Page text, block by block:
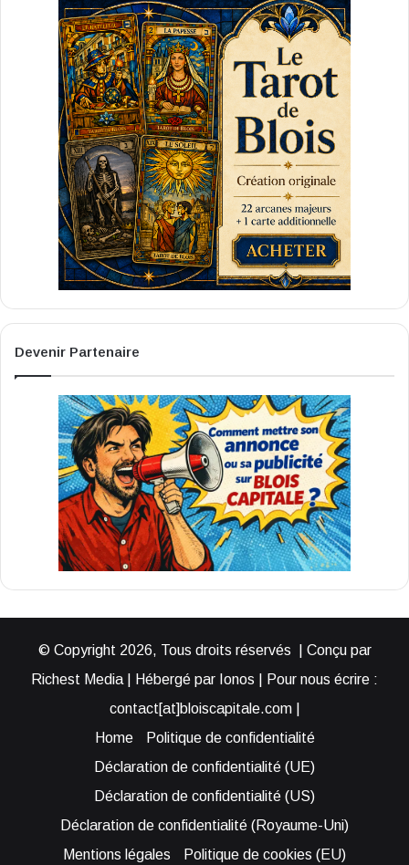
Devenir Partenaire
© Copyright 2026, Tous droits réservés | Conçu par
Richest Media | Hébergé par Ionos | Pour nous écrire :
contact[at]bloiscapitale.com |
Home
Politique de confidentialité
Déclaration de confidentialité (UE)
Déclaration de confidentialité (US)
Déclaration de confidentialité (Royaume-Uni)
Mentions légales
Politique de cookies (EU)